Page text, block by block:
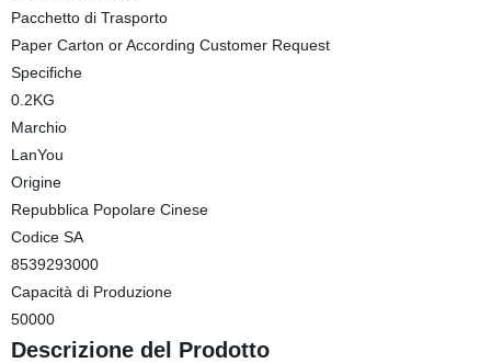
Pacchetto di Trasporto
Paper Carton or According Customer Request
Specifiche
0.2KG
Marchio
LanYou
Origine
Repubblica Popolare Cinese
Codice SA
8539293000
Capacità di Produzione
50000
Descrizione del Prodotto